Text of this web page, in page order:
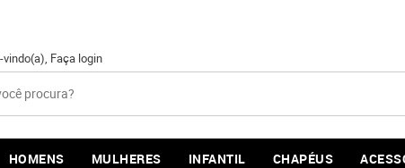
Faça login
HOMENS MULHERES INFANTIL CHAPÉUS